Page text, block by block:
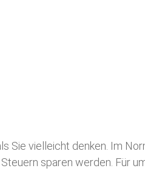
Sie vielleicht denken. Im
sparen werden. Für